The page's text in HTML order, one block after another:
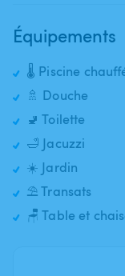
Équipements
🌡️ Piscine
🚿 Douche
🚽 Toilette
🛁 Jacuzzi
☀️ Jardin
⛱️ Transats
🪑 Table et